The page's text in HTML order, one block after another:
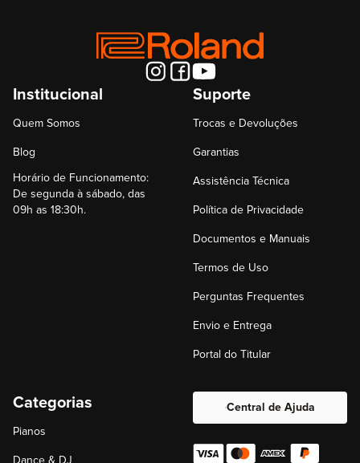
Institucional
Quem Somos
Blog
Horário de Funcionamento:
De segunda à sábado, das
09h as 18:30h.
Suporte
Trocas e Devoluções
Garantias
Assistência Técnica
Política de Privacidade
Documentos e Manuais
Termos de Uso
Perguntas Frequentes
Envio e Entrega
Portal do Titular
Categorias
Pianos
Central de Ajuda